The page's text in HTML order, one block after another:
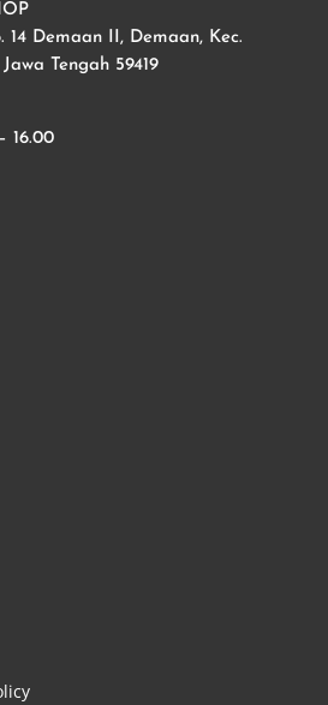
Demaan II, Demaan, Kec.
Tengah 59419
16.00